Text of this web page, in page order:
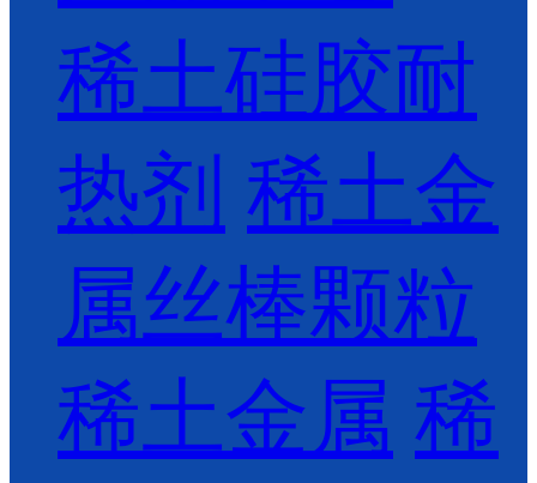
稀土硅胶耐
热剂 稀土金
属丝棒颗粒
稀土金属 稀